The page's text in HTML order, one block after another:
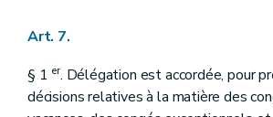
Art. 7.
§ 1 er. Délégation est accordée, pour
décisions relatives à la matière des